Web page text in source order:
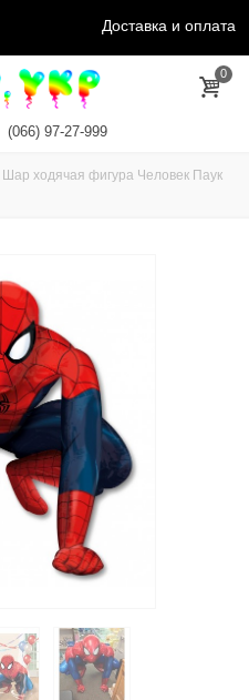
Доставка и оплата
0
(066) 97-27-999
Шар ходячая фигура Человек Паук